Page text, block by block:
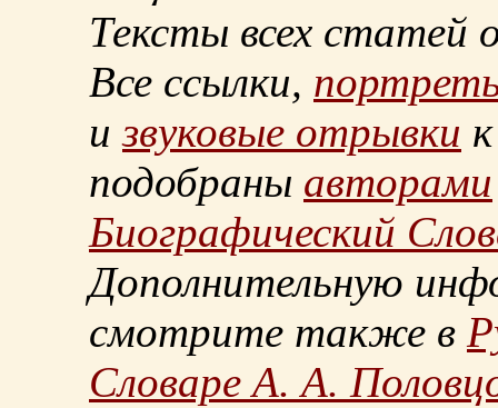
Тексты всех статей
Все ссылки,
извуковые отрывки
подобраны авторами
Биографический
Дополнительную
смотрите также в
Словаре А. А.